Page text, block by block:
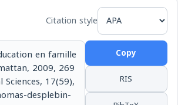
Citation style
en famille
2009, 269
17(59),
desplebin-
Copy
RIS